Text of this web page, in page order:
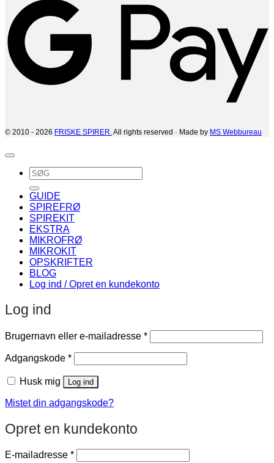
© 2010 - 2026 FRISKE SPIRER.All rights reserved · Made by MS Webbureau
Søg
efter:
GUIDE
SPIREFRØ
SPIREKIT
EKSTRA
MIKROFRØ
MIKROKIT
OPSKRIFTER
BLOG
Log ind / Opret en kundekonto
Log ind
Brugernavn eller e-mailadresse *Påkrævet
Adgangskode *Påkrævet
Husk mig Log ind
Mistet din adgangskode?
Opret en kundekonto
E-mailadresse *Påkrævet